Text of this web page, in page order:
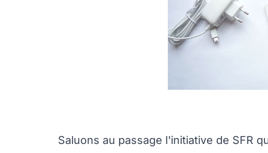
Saluons au passage l'initiative de SFR